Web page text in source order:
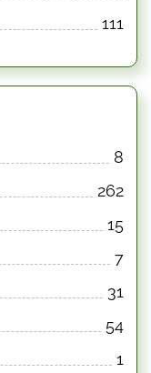
111
8
262
15
7
31
54
1